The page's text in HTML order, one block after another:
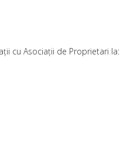
cu Asociații de Proprietari la: